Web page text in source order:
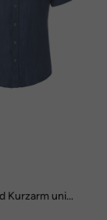
Kurzarm uni